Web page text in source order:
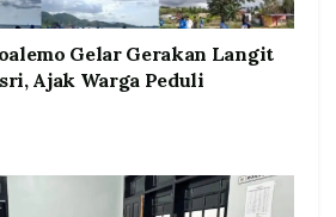
Gelar Gerakan Langit
Ajak Warga Peduli